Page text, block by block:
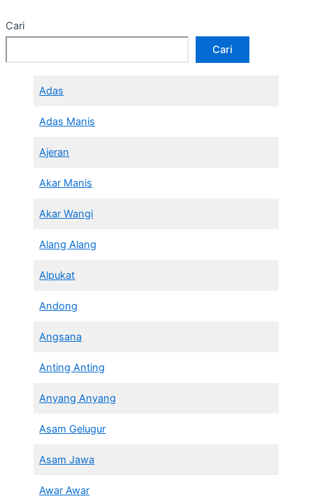
Cari
Cari
Adas
Adas Manis
Ajeran
Akar Manis
Akar Wangi
Alang Alang
Alpukat
Andong
Angsana
Anting Anting
Anyang Anyang
Asam Gelugur
Asam Jawa
Awar Awar